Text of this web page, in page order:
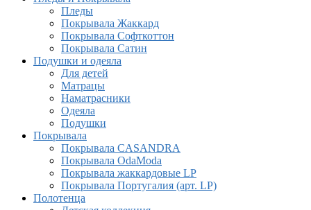
Пледы
Покрывала Жаккард
Покрывала Софткоттон
Покрывала Сатин
Подушки и одеяла
Для детей
Матрацы
Наматрасники
Одеяла
Подушки
Покрывала
Покрывалa CASANDRA
Покрывала OdaModa
Покрывала жаккардовые LP
Покрывала Португалия (арт. LP)
Полотенца